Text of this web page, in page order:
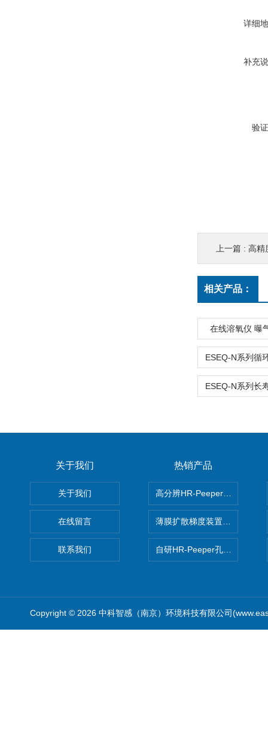
详细
补充
验
上一篇 : 高精
相关产品：
在线溶氧仪 曝
关于我们
关于我们
在线留言
联系我们
热销产品
高分辨HR-Peeper采样器孔隙
薄膜扩散梯度装置 Agl DGT
自研HR-Peeper孔隙水采样器
Copyright © 2026 中科智感（南京）环境科技有限公司